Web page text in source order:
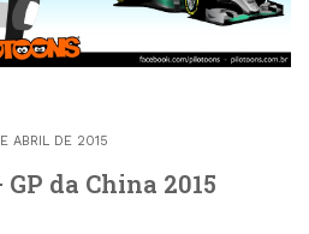
ABRIL DE 2015
da China 2015